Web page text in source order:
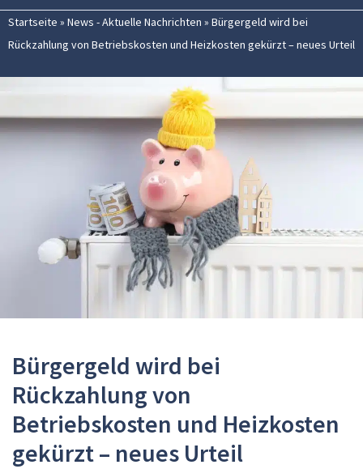
Startseite » News - Aktuelle Nachrichten » Bürgergeld wird bei
Rückzahlung von Betriebskosten und Heizkosten gekürzt – neues Urteil
Bürgergeld wird bei
Rückzahlung von
Betriebskosten und Heizkosten
gekürzt – neues Urteil